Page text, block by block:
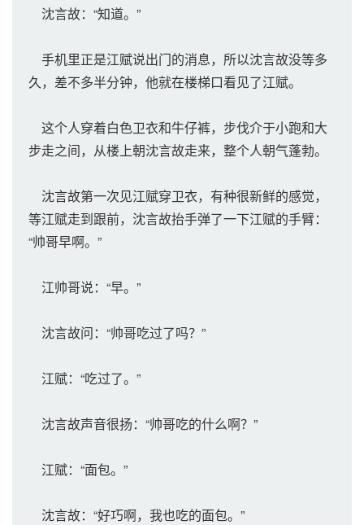
沈言故：“知道。”
手机里正是江赋说出门的消息，所以沈言故没等多
久，差不多半分钟，他就在楼梯口看见了江赋。
这个人穿着白色卫衣和牛仔裤，步伐介于小跑和大
步走之间，从楼上朝沈言故走来，整个人朝气蓬勃。
沈言故第一次见江赋穿卫衣，有种很新鲜的感觉，
等江赋走到跟前，沈言故抬手弹了一下江赋的手臂：
“帅哥早啊。”
江帅哥说：“早。”
沈言故问：“帅哥吃过了吗？”
江赋：“吃过了。”
沈言故声音很扬：“帅哥吃的什么啊？”
江赋：“面包。”
沈言故：“好巧啊，我也吃的面包。”